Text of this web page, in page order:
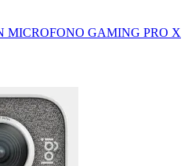
MICROFONO GAMING PRO X